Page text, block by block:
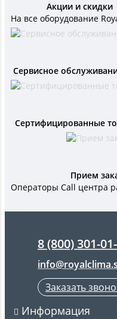
Акции и скидки
На все оборудование
Сервисное
Сертифицированные
Прием
Операторы Call центра
8 (800) 301-
Заказать
Информация